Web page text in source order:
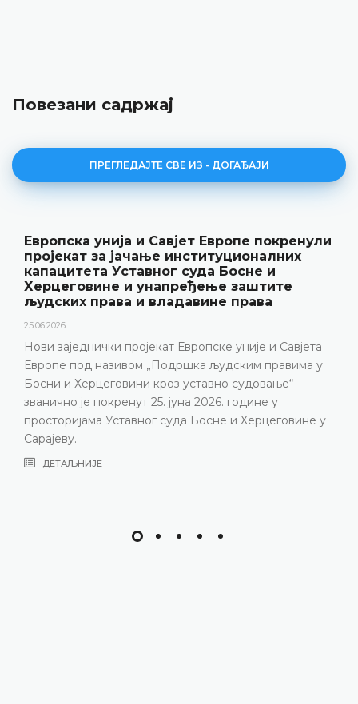
Повезани садржај
ПРЕГЛЕДАЈТЕ СВЕ ИЗ - ДОГАЂАЈИ
Европска унија и Савјет Европе покренули
пројекат за јачање институционалних
капацитета Уставног суда Босне и
Херцеговине и унапређење заштите
људских права и владавине права
25.06.2026.
Нови заједнички пројекат Европске уније и Савјета
Европе под називом „Подршка људским правима у
Босни и Херцеговини кроз уставно судовање“
званично је покренут 25. јуна 2026. године у
просторијама Уставног суда Босне и Херцеговине у
Сарајеву.
ДЕТАЉНИЈЕ